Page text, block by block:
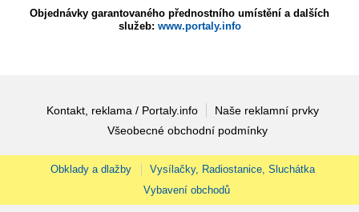
Objednávky garantovaného přednostního umístění a dalších
služeb: www.portaly.info
Kontakt, reklama / Portaly.info
Naše reklamní prvky
Všeobecné obchodní podmínky
Obklady a dlažby
Vysílačky, Radiostanice, Sluchátka
Vybavení obchodů